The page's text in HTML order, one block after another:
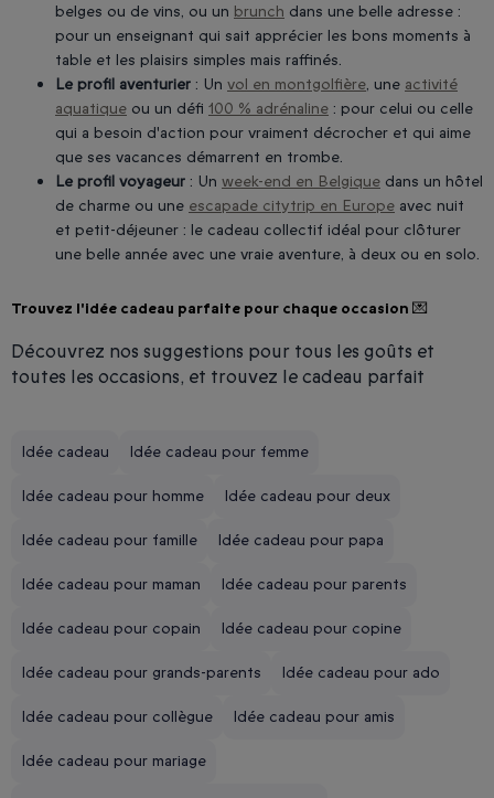
belges ou de vins, ou un brunch dans une belle adresse :
pour un enseignant qui sait apprécier les bons moments à
table et les plaisirs simples mais raffinés.
Le profil aventurier : Un vol en montgolfière, une activité
aquatique ou un défi 100 % adrénaline : pour celui ou celle
qui a besoin d'action pour vraiment décrocher et qui aime
que ses vacances démarrent en trombe.
Le profil voyageur : Un week-end en Belgique dans un hôtel
de charme ou une escapade citytrip en Europe avec nuit
et petit-déjeuner : le cadeau collectif idéal pour clôturer
une belle année avec une vraie aventure, à deux ou en solo.
Trouvez l'idée cadeau parfaite pour chaque occasion 💌
Découvrez nos suggestions pour tous les goûts et
toutes les occasions, et trouvez le cadeau parfait
Idée cadeau Idée cadeau pour femme
Idée cadeau pour homme Idée cadeau pour deux
Idée cadeau pour famille Idée cadeau pour papa
Idée cadeau pour maman Idée cadeau pour parents
Idée cadeau pour copain Idée cadeau pour copine
Idée cadeau pour grands-parents Idée cadeau pour ado
Idée cadeau pour collègue Idée cadeau pour amis
Idée cadeau pour mariage